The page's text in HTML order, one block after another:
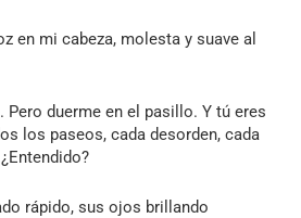
en mi cabeza, molesta y suave al
duerme en el pasillo. Y tú eres
los paseos, cada desorden, cada
rápido, sus ojos brillando